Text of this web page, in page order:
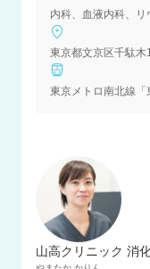
東京都文京区千駄木
山高クリニック 消